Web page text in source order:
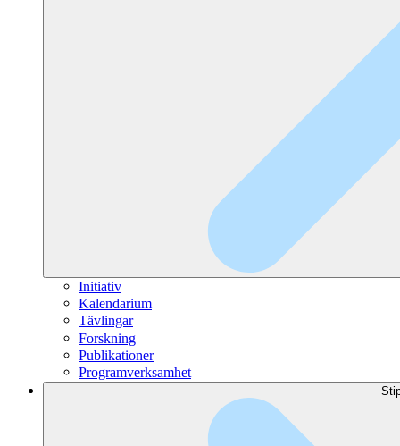
Initiativ
Kalendarium
Tävlingar
Forskning
Publikationer
Programverksamhet